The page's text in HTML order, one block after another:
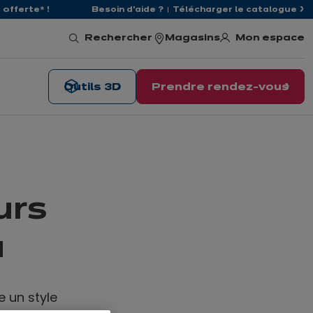
offerte* ! Besoin d'aide ? Télécharger le catalogue
Rechercher Magasins Mon espace
Prendre rendez-vous
Outils 3D
un style